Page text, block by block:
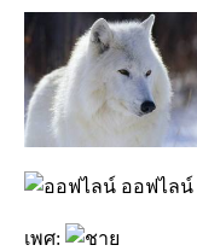
ออฟไลน์
เพศ: